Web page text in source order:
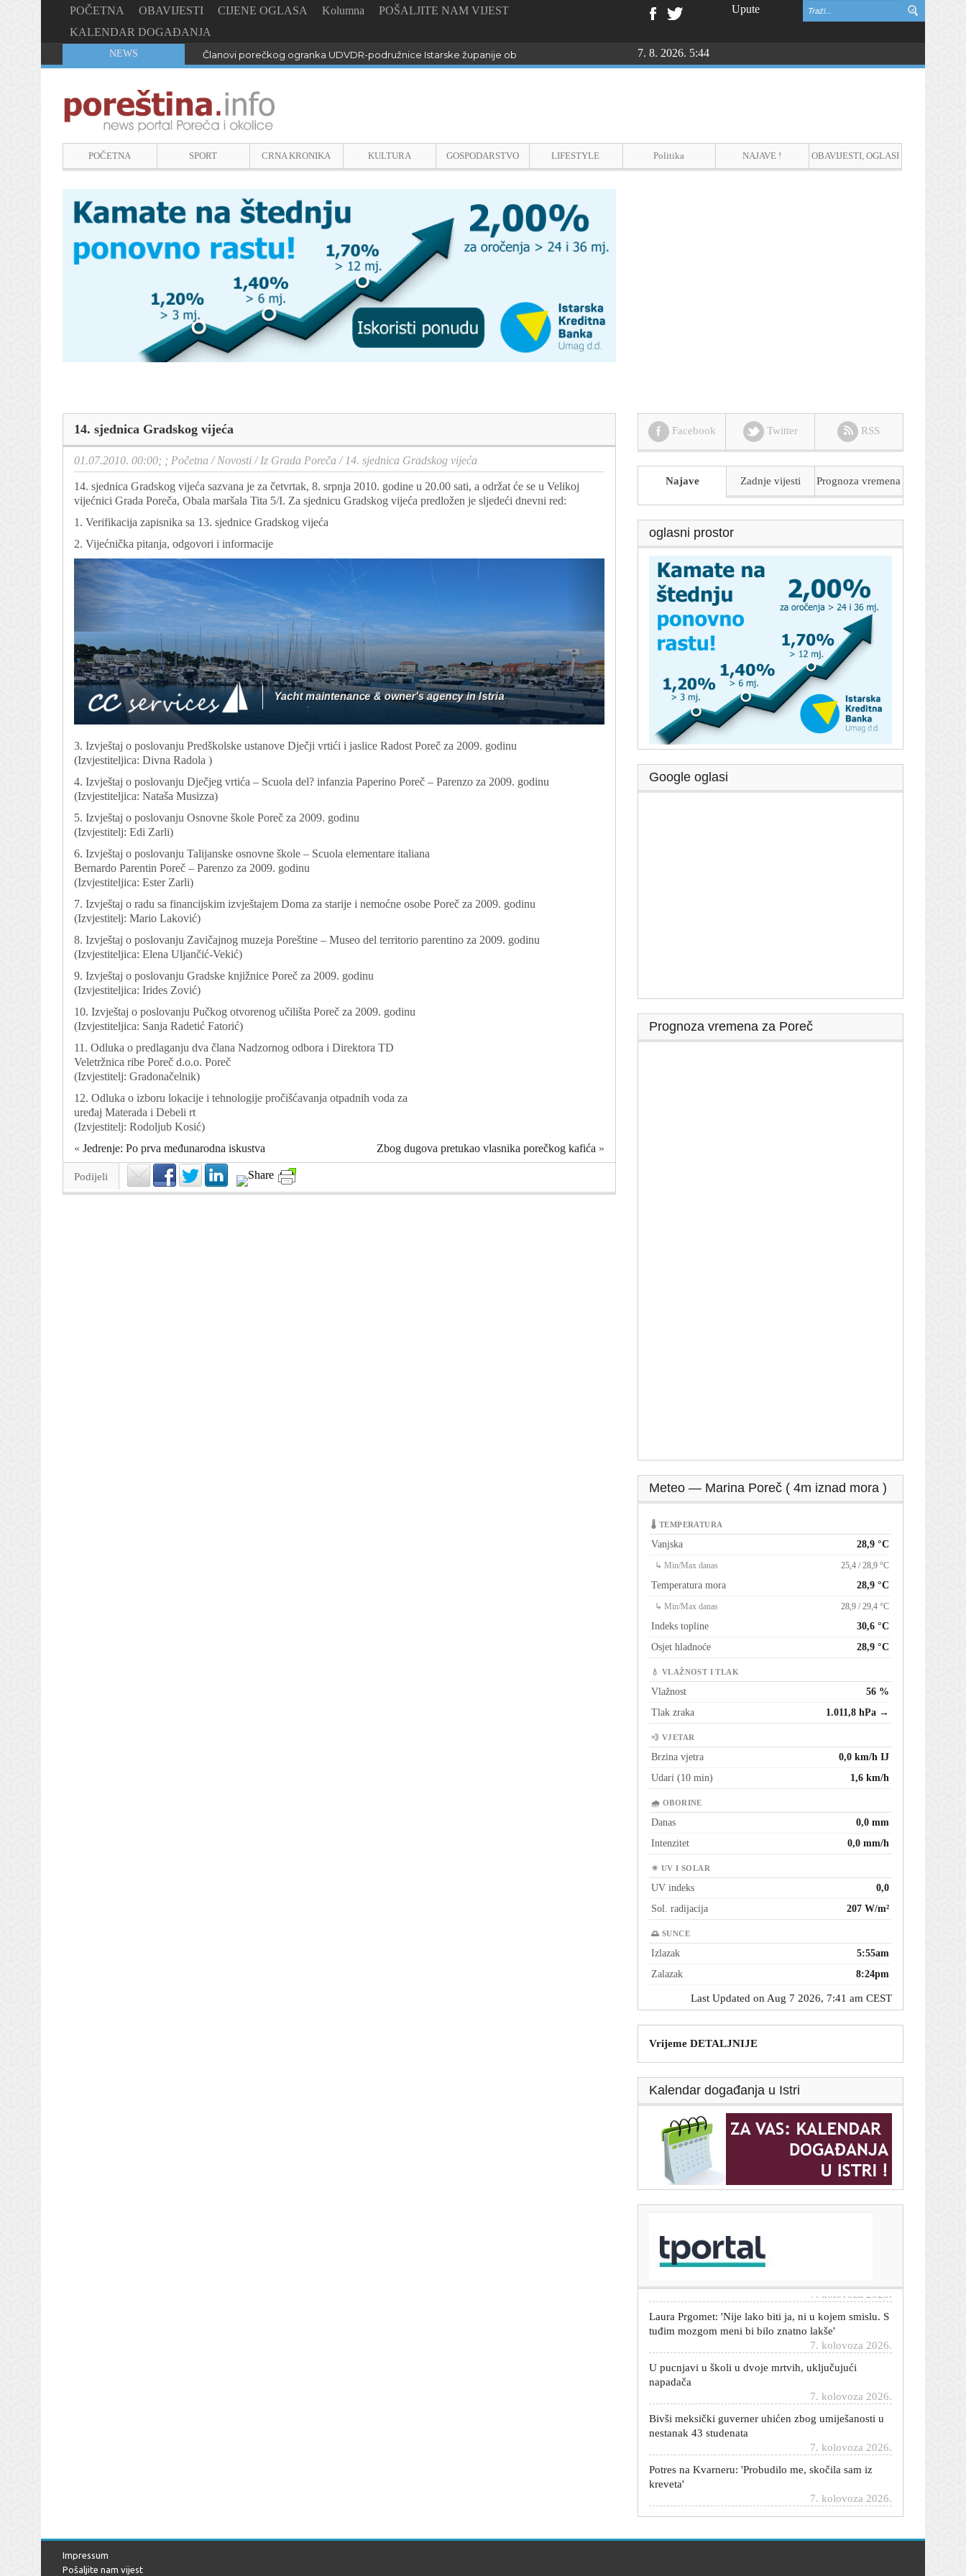
POČETNA OBAVIJESTI CIJENE OGLASA Kolumna
POŠALJITE NAM VIJEST
KALENDAR DOGAĐANJA
Upute
NEWS Članovi porečkog ogranka UDVDR-podružnice Istarske županije obilježili Dan pobjede i domovinske zahvalnosti i DAN HRVATSKIH BRANITELJA
7. 8. 2026. 5:44
POČETNA SPORT CRNA KRONIKA KULTURA GOSPODARSTVO LIFESTYLE Politika NAJAVE ! OBAVIJESTI, OGLASI
14. sjednica Gradskog vijeća
01.07.2010. 00:00; ; Početna /Novosti /Iz Grada Poreča / 14. sjednica Gradskog vijeća
14. sjednica Gradskog vijeća sazvana je za četvrtak, 8. srpnja 2010. godine u 20.00 sati, a održat će se u Velikoj
vijećnici Grada Poreča, Obala maršala Tita 5/I. Za sjednicu Gradskog vijeća predložen je sljedeći dnevni red:
1. Verifikacija zapisnika sa 13. sjednice Gradskog vijeća
2. Vijećnička pitanja, odgovori i informacije
3. Izvještaj o poslovanju Predškolske ustanove Dječji vrtići i jaslice Radost Poreč za 2009. godinu
(Izvjestiteljica: Divna Radola )
4. Izvještaj o poslovanju Dječjeg vrtića – Scuola del? infanzia Paperino Poreč – Parenzo za 2009. godinu
(Izvjestiteljica: Nataša Musizza)
5. Izvještaj o poslovanju Osnovne škole Poreč za 2009. godinu
(Izvjestitelj: Edi Zarli)
6. Izvještaj o poslovanju Talijanske osnovne škole – Scuola elementare italiana
Bernardo Parentin Poreč – Parenzo za 2009. godinu
(Izvjestiteljica: Ester Zarli)
7. Izvještaj o radu sa financijskim izvještajem Doma za starije i nemoćne osobe Poreč za 2009. godinu
(Izvjestitelj: Mario Laković)
8. Izvještaj o poslovanju Zavičajnog muzeja Poreštine – Museo del territorio parentino za 2009. godinu
(Izvjestiteljica: Elena Uljančić-Vekić)
9. Izvještaj o poslovanju Gradske knjižnice Poreč za 2009. godinu
(Izvjestiteljica: Irides Zović)
10. Izvještaj o poslovanju Pučkog otvorenog učilišta Poreč za 2009. godinu
(Izvjestiteljica: Sanja Radetić Fatorić)
11. Odluka o predlaganju dva člana Nadzornog odbora i Direktora TD
Veletržnica ribe Poreč d.o.o. Poreč
(Izvjestitelj: Gradonačelnik)
12. Odluka o izboru lokacije i tehnologije pročišćavanja otpadnih voda za
uređaj Materada i Debeli rt
(Izvjestitelj: Rodoljub Kosić)
« Jedrenje: Po prva međunarodna iskustva Zbog dugova pretukao vlasnika porečkog kafića »
Podijeli
Facebook Twitter RSS
Najave Zadnje vijesti Prognoza vremena
oglasni prostor
Google oglasi
Prognoza vremena za Poreč
Meteo — Marina Poreč ( 4m iznad mora )
🌡 TEMPERATURA
Vanjska 28,9 °C
↳ Min/Max danas 25,4 / 28,9 °C
Temperatura mora 28,9 °C
↳ Min/Max danas 28,9 / 29,4 °C
Indeks topline
30,6 °C
Osjet hladnoće
28,9 °C
💧 VLAŽNOST I TLAK
Vlažnost
56 %
Tlak zraka
1.011,8 hPa →
💨 VJETAR
Brzina vjetra
0,0 km/h IJ
Udari (10 min)
1,6 km/h
🌧 OBORINE
Danas
0,0 mm
Intenzitet
0,0 mm/h
☀ UV I SOLAR
UV indeks
0,0
Sol. radijacija
207 W/m²
🌅 SUNCE
Izlazak
5:55am
Zalazak
8:24pm
Last Updated on Aug 7 2026, 7:41 am CEST
Vrijeme DETALJNIJE
Kalendar događanja u Istri
Evo što je Žalgirisov trener poručio nakon visokog
poraza od Hajduka
Laura Prgomet: 'Nije lako biti ja, ni u kojem smislu. S
7. kolovoza 2026.
U pucnjavi u školi u dvoje mrtvih, uključujući
7. kolovoza 2026.
Bivši meksički guverner uhićen zbog umiješanosti u
nestanak 43 studenata
7. kolovoza 2026.
Potres na Kvarneru: 'Probudilo me, skočila sam iz
Trump potpisao najkontroverzniju naredbu dosad
7. kolovoza 2026.
Meta mora platiti 567 milijuna dolara: Nanosi štetu
Impressum
Pošaljite nam vijest